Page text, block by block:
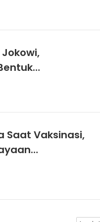
Saat Vaksinasi,